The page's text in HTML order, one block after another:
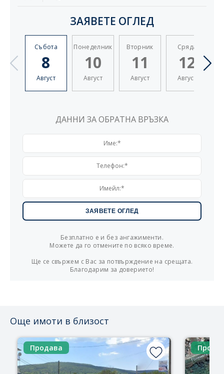
ЗАЯВЕТЕ ОГЛЕД
Събота
8
Август
Понеделник
10
Август
Вторник
11
Август
Сряда
12
Август
ДАННИ ЗА ОБРАТНА ВРЪЗКА
Безплатно е и без ангажименти.
Можете да го отмените по всяко време.
Ще се свържем с Вас за потвърждение на срещата.
Благодарим за доверието!
Още имоти в близост
Продава